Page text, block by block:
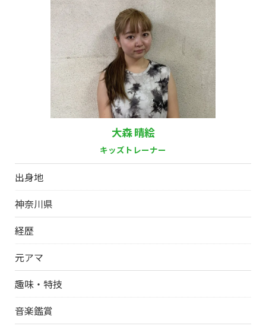
大森 晴絵
キッズトレーナー
出身地
神奈川県
経歴
元アマ
趣味・特技
音楽鑑賞